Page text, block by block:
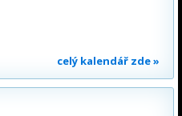
celý kalendář zde »